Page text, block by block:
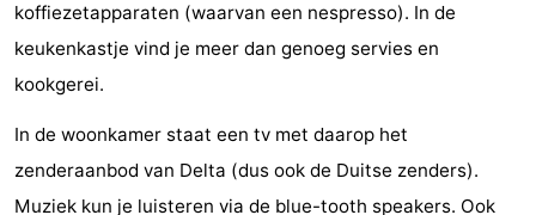
Sporten
-
Zwembaden
-
Fietsen
-
koffiezetapparaten (waarvan een nespresso). In de
keukenkastje vind je meer dan genoeg servies en
kookgerei.
In de woonkamer staat een tv met daarop het
zenderaanbod van Delta (dus ook de Duitse zenders).
Muziek kun je luisteren via de blue-tooth speakers. Ook